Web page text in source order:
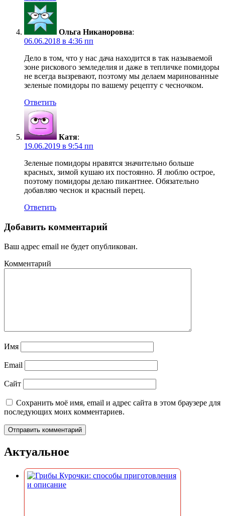
Ольга Никаноровна:
06.06.2018 в 4:36 пп
Дело в том, что у нас дача находится в так называемой
зоне рискового земледелия и даже в тепличке помидоры
не всегда вызревают, поэтому мы делаем маринованные
зеленые помидоры по вашему рецепту с чесночком.
Ответить
Катя:
19.06.2019 в 9:54 пп
Зеленые помидоры нравятся значительно больше
красных, зимой кушаю их постоянно. Я люблю острое,
поэтому помидоры делаю пикантнее. Обязательно
добавляю чеснок и красный перец.
Ответить
Добавить комментарий
Ваш адрес email не будет опубликован.
Комментарий
Имя
Email
Сайт
Сохранить моё имя, email и адрес сайта в этом браузере для
последующих моих комментариев.
Актуальное